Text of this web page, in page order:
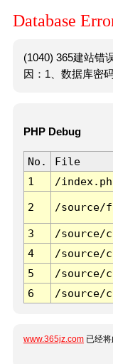
Database
(1040) 365建站错
因：1、数据库密
PHP Debug
No. File
1
/
2 /source/
3 /source/
4
/source/
5
/source/
6
/source/
www.365jz.com 已经